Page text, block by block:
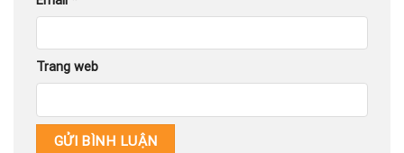
Trang web